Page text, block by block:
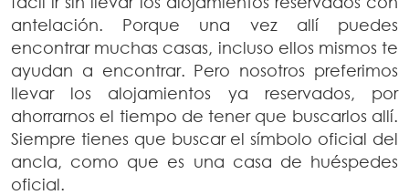
antelación. Porque una vez allí puedes
encontrar muchas casas, incluso ellos mismos te
ayudan a encontrar. Pero nosotros preferimos
llevar los alojamientos ya reservados, por
ahorrarnos el tiempo de tener que buscarlos allí.
Siempre tienes que buscar el símbolo oficial del
ancla, como que es una casa de huéspedes
oficial.